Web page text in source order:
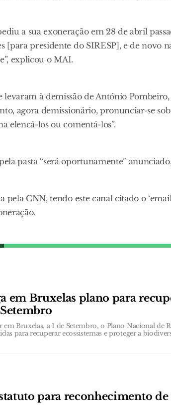
a sua exoneração em 28 de abril
[para presidente do SIRESP], e de novo
explicou o MAI.
levaram à demissão de António
agora demissionário, pronunciar-se
elencá-los ou comentá-los”.
pasta “será oportunamente”
pela CNN, tendo este canal citado o
em Bruxelas plano para
Bruxelas, a 1 de Setembro, o Plano Nacional de
para recuperar ecossistemas e proteger a
para reconhecimento de